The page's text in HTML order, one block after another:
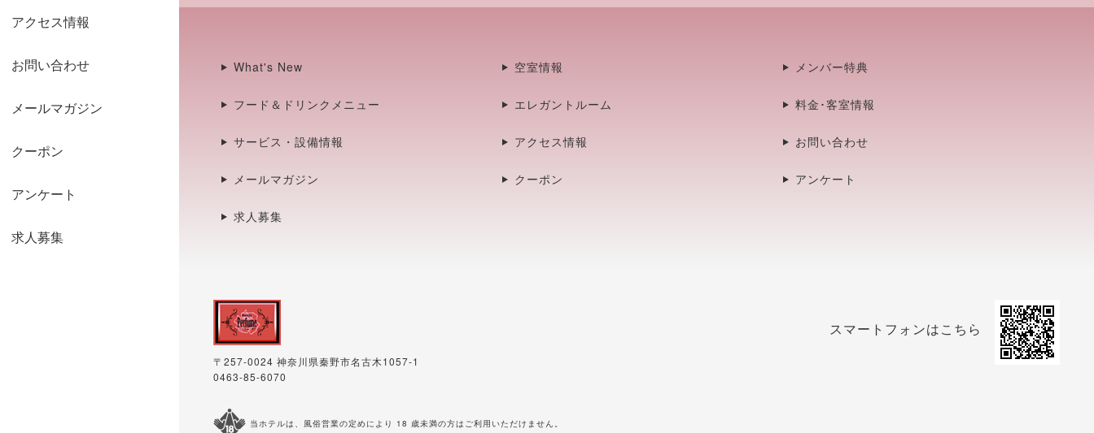
アクセス情報
お問い合わせ
メールマガジン
クーポン
アンケート
求人募集
What's New 空室情報 メンバー特典
フード＆ドリンクメニュー エレガントルーム 料金･客室情報
サービス・設備情報 アクセス情報 お問い合わせ
メールマガジン クーポン アンケート
求人募集
〒257-0024 神奈川県秦野市名古木1057-1
0463-85-6070
スマートフォンはこちら
当ホテルは、風俗営業の定めにより 18 歳未満の方はご利用いただけません。